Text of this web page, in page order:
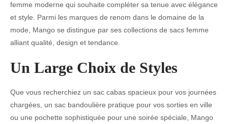
femme moderne qui souhaite compléter sa tenue avec élégance
et style. Parmi les marques de renom dans le domaine de la
mode, Mango se distingue par ses collections de sacs femme
alliant qualité, design et tendance.
Un Large Choix de Styles
Que vous recherchiez un sac cabas spacieux pour vos journées
chargées, un sac bandoulière pratique pour vos sorties en ville
ou une pochette sophistiquée pour une soirée spéciale, Mango